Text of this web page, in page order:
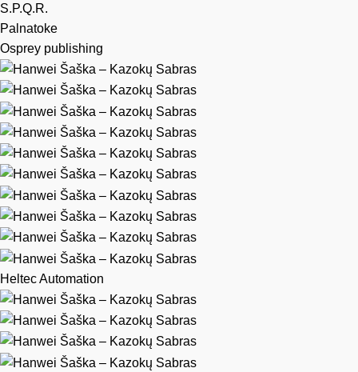
S.P.Q.R.
Palnatoke
Osprey publishing
Heltec Automation